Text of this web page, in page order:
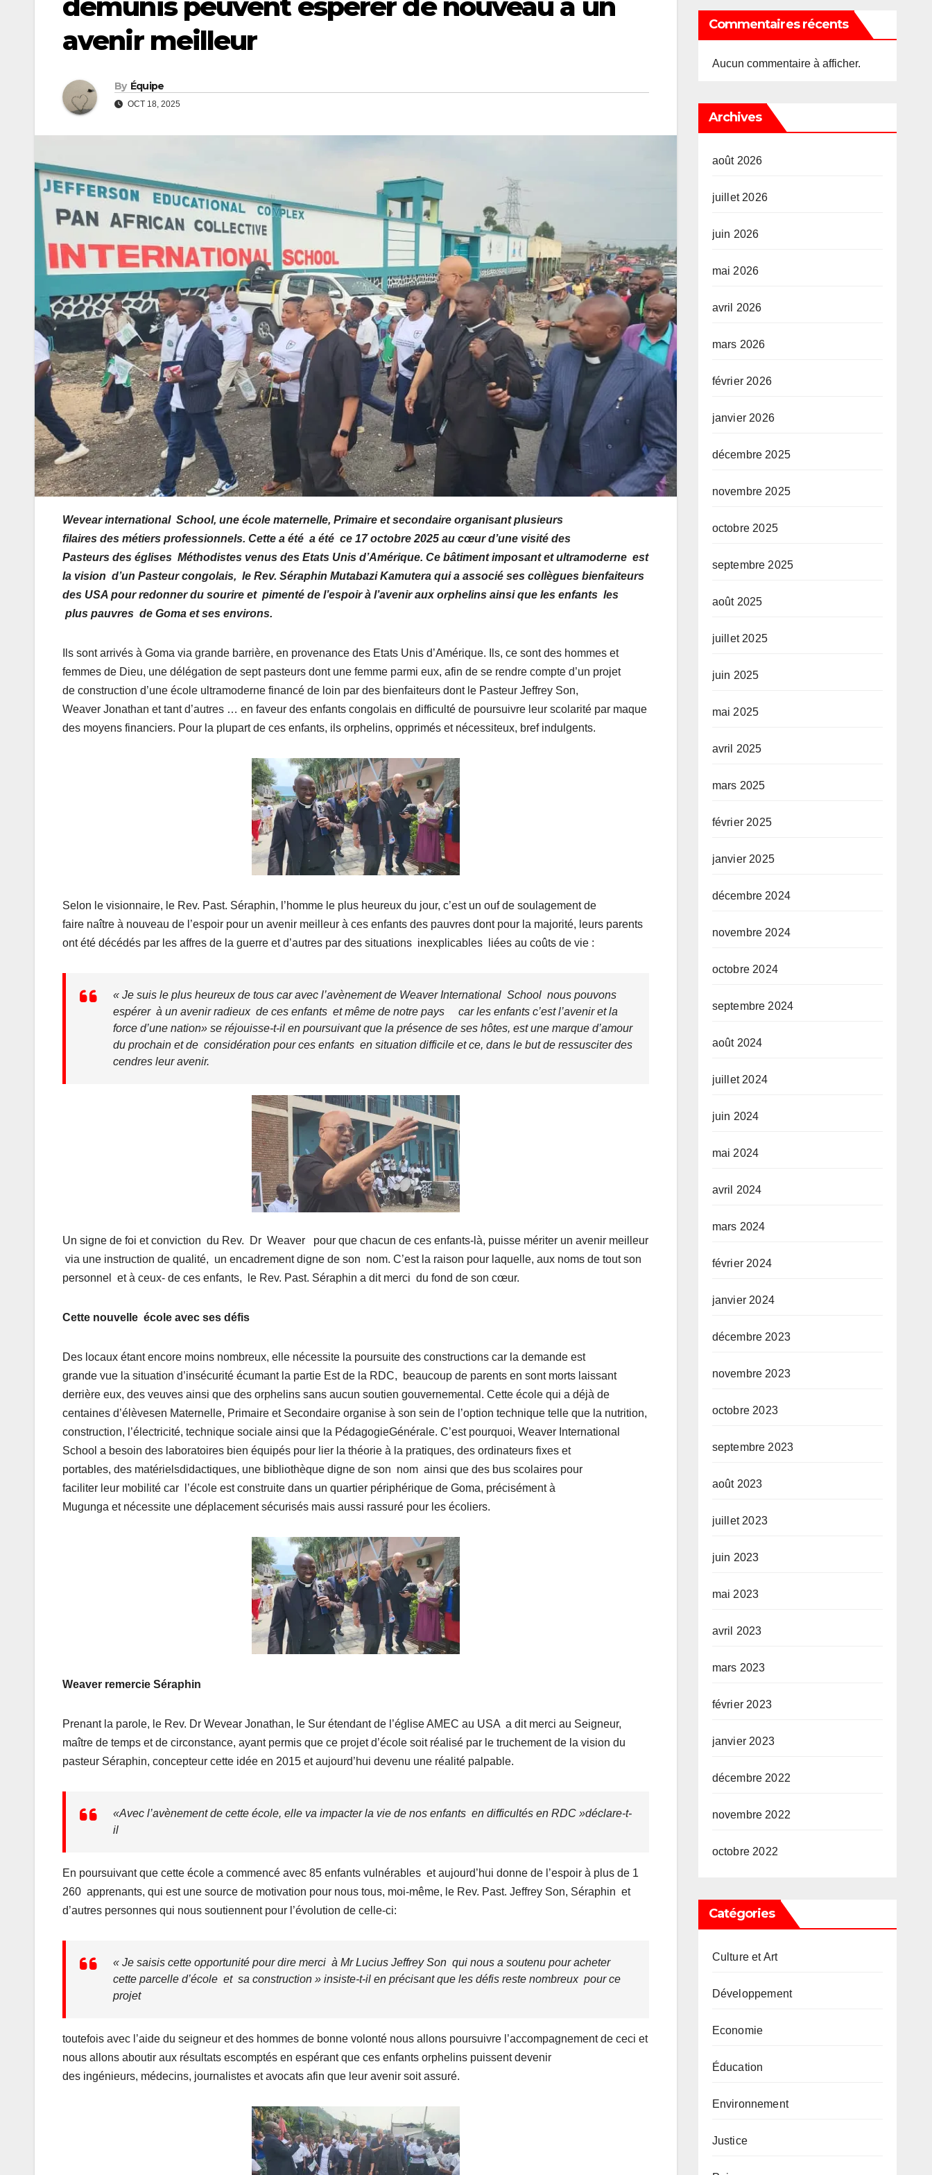
démunis peuvent espérer de nouveau à un
avenir meilleur
By Équipe
OCT 18, 2025
Wevear international School, une école maternelle, Primaire et secondaire organisant plusieurs
filaires des métiers professionnels. Cette a été a été ce 17 octobre 2025 au cœur d’une visité des
Pasteurs des églises Méthodistes venus des Etats Unis d’Amérique. Ce bâtiment imposant et ultramoderne est
la vision d’un Pasteur congolais, le Rev. Séraphin Mutabazi Kamutera qui a associé ses collègues bienfaiteurs
des USA pour redonner du sourire et pimenté de l’espoir à l’avenir aux orphelins ainsi que les enfants les
plus pauvres de Goma et ses environs.
Ils sont arrivés à Goma via grande barrière, en provenance des Etats Unis d’Amérique. Ils, ce sont des hommes et
femmes de Dieu, une délégation de sept pasteurs dont une femme parmi eux, afin de se rendre compte d’un projet
de construction d’une école ultramoderne financé de loin par des bienfaiteurs dont le Pasteur Jeffrey Son,
Weaver Jonathan et tant d’autres … en faveur des enfants congolais en difficulté de poursuivre leur scolarité par maque
des moyens financiers. Pour la plupart de ces enfants, ils orphelins, opprimés et nécessiteux, bref indulgents.
Selon le visionnaire, le Rev. Past. Séraphin, l’homme le plus heureux du jour, c’est un ouf de soulagement de
faire naître à nouveau de l’espoir pour un avenir meilleur à ces enfants des pauvres dont pour la majorité, leurs parents
ont été décédés par les affres de la guerre et d’autres par des situations inexplicables liées au coûts de vie :
« Je suis le plus heureux de tous car avec l’avènement de Weaver International School nous pouvons
espérer à un avenir radieux de ces enfants et même de notre pays car les enfants c’est l’avenir et la
force d’une nation» se réjouisse-t-il en poursuivant que la présence de ses hôtes, est une marque d’amour
du prochain et de considération pour ces enfants en situation difficile et ce, dans le but de ressusciter des
cendres leur avenir.
Un signe de foi et conviction du Rev. Dr Weaver pour que chacun de ces enfants-là, puisse mériter un avenir meilleur
via une instruction de qualité, un encadrement digne de son nom. C’est la raison pour laquelle, aux noms de tout son
personnel et à ceux- de ces enfants, le Rev. Past. Séraphin a dit merci du fond de son cœur.
Cette nouvelle école avec ses défis
Des locaux étant encore moins nombreux, elle nécessite la poursuite des constructions car la demande est
grande vue la situation d’insécurité écumant la partie Est de la RDC, beaucoup de parents en sont morts laissant
derrière eux, des veuves ainsi que des orphelins sans aucun soutien gouvernemental. Cette école qui a déjà de
centaines d’élèvesen Maternelle, Primaire et Secondaire organise à son sein de l’option technique telle que la nutrition,
construction, l’électricité, technique sociale ainsi que la PédagogieGénérale. C’est pourquoi, Weaver International
School a besoin des laboratoires bien équipés pour lier la théorie à la pratiques, des ordinateurs fixes et
portables, des matérielsdidactiques, une bibliothèque digne de son nom ainsi que des bus scolaires pour
faciliter leur mobilité car l’école est construite dans un quartier périphérique de Goma, précisément à
Mugunga et nécessite une déplacement sécurisés mais aussi rassuré pour les écoliers.
Weaver remercie Séraphin
Prenant la parole, le Rev. Dr Wevear Jonathan, le Sur étendant de l’église AMEC au USA a dit merci au Seigneur,
maître de temps et de circonstance, ayant permis que ce projet d’école soit réalisé par le truchement de la vision du
pasteur Séraphin, concepteur cette idée en 2015 et aujourd’hui devenu une réalité palpable.
«Avec l’avènement de cette école, elle va impacter la vie de nos enfants en difficultés en RDC »déclare-t-
il
En poursuivant que cette école a commencé avec 85 enfants vulnérables et aujourd’hui donne de l’espoir à plus de 1
260 apprenants, qui est une source de motivation pour nous tous, moi-même, le Rev. Past. Jeffrey Son, Séraphin et
d’autres personnes qui nous soutiennent pour l’évolution de celle-ci:
« Je saisis cette opportunité pour dire merci à Mr Lucius Jeffrey Son qui nous a soutenu pour acheter
cette parcelle d’école et sa construction » insiste-t-il en précisant que les défis reste nombreux pour ce
projet
toutefois avec l’aide du seigneur et des hommes de bonne volonté nous allons poursuivre l’accompagnement de ceci et
nous allons aboutir aux résultats escomptés en espérant que ces enfants orphelins puissent devenir
des ingénieurs, médecins, journalistes et avocats afin que leur avenir soit assuré.
Commentaires récents
Aucun commentaire à afficher.
Archives
août 2026
juillet 2026
juin 2026
mai 2026
avril 2026
mars 2026
février 2026
janvier 2026
décembre 2025
novembre 2025
octobre 2025
septembre 2025
août 2025
juillet 2025
juin 2025
mai 2025
avril 2025
mars 2025
février 2025
janvier 2025
décembre 2024
novembre 2024
octobre 2024
septembre 2024
août 2024
juillet 2024
juin 2024
mai 2024
avril 2024
mars 2024
février 2024
janvier 2024
décembre 2023
novembre 2023
octobre 2023
septembre 2023
août 2023
juillet 2023
juin 2023
mai 2023
avril 2023
mars 2023
février 2023
janvier 2023
décembre 2022
novembre 2022
octobre 2022
Catégories
Culture et Art
Développement
Economie
Éducation
Environnement
Justice